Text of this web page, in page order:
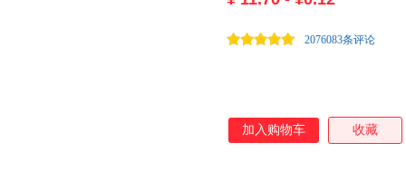
2076083条评论
加入购物车 收藏